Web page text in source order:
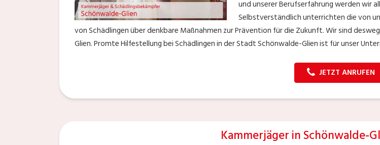
und unserer Berufserfahrung werden wir
Selbstverständlich unterrichten die von
von Schädlingen über denkbare Maßnahmen zur Prävention für die Zukunft. Wir sind
Glien. Promte Hilfestellung bei Schädlingen in der Stadt Schönwalde-Glien ist für unser
JETZT ANRUFEN
Kammerjäger in Schönwalde-